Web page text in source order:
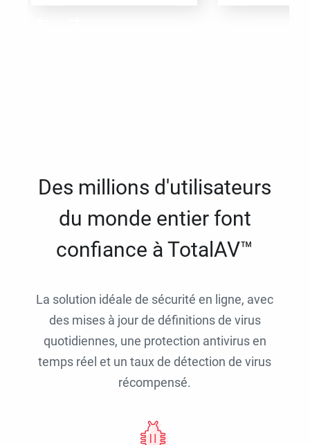
Des millions d'utilisateurs
du monde entier font
confiance à TotalAV™
La solution idéale de sécurité en ligne, avec
des mises à jour de définitions de virus
quotidiennes, une protection antivirus en
temps réel et un taux de détection de virus
récompensé.